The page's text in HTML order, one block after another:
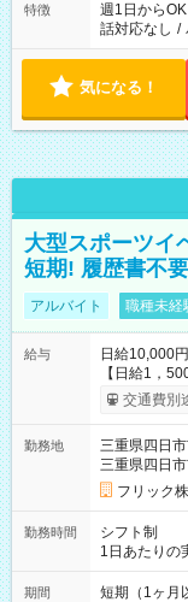
特徴 週1日からOK
話対応なし /
気になる！
大型スポーツイ
短期! 履歴書不
アルバイト 職種未経
給与
日給10,000
【日給1，
ると 期間中
交通費別
勤務地
三重県四日
三重県四日
フリック
勤務時間
シフト制
1日あたりの
日~2026年
※週3~5日勤
期間 短期（1ヶ月